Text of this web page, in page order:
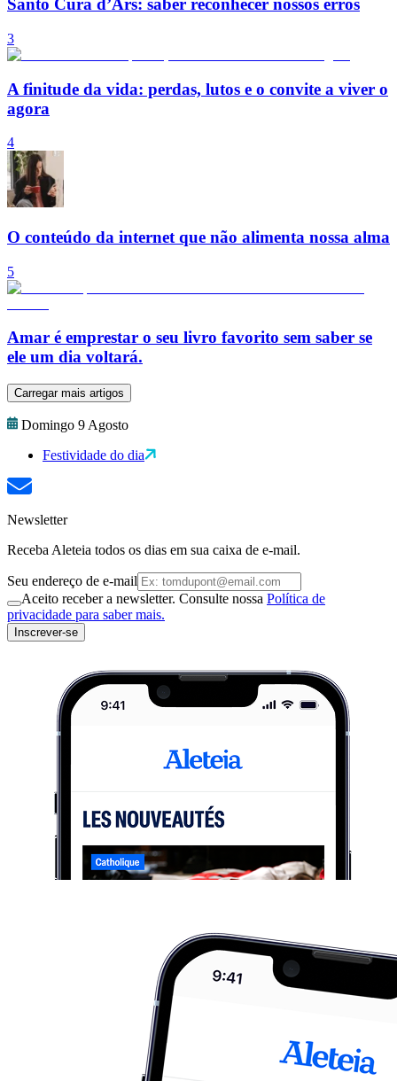
Santo Cura d’Ars: saber reconhecer nossos erros
3
A finitude da vida: perdas, lutos e o convite a viver o
agora
4
O conteúdo da internet que não alimenta nossa alma
5
Amar é emprestar o seu livro favorito sem saber se
ele um dia voltará.
Carregar mais artigos
Domingo 9 Agosto
Festividade do dia
Newsletter
Receba Aleteia todos os dias em sua caixa de e-mail.
Seu endereço de e-mail
Aceito receber a newsletter. Consulte nossa Política de
privacidade para saber mais.
Inscrever-se